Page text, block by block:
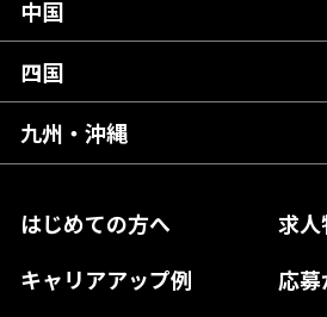
はじめての方へ
求人
キャリアアップ例
応
宮城県
福島県
千葉県
東京都
神奈川県
山梨県
長野県
静岡県
愛知県
滋賀県
京都府
大阪府
奈良県
和歌山県
中国
広島県
岡山県
島根県
山口県
四国
愛媛県
高知県
徳島県
九州・沖縄